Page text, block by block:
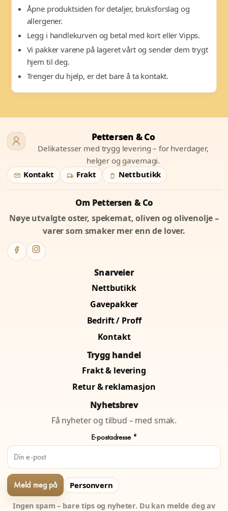
Åpne produktsiden for detaljer, bruksforslag og
allergener.
Legg i handlekurven og betal med kort eller Vipps.
Vi pakker varene på lageret vårt og sender dem trygt
hjem til deg.
Trenger du hjelp, er det bare å ta kontakt.
Pettersen & Co
Delikatesser med trygg levering – for hverdager,
helger og gavemagi.
Kontakt
Frakt Nettbutikk
Om Pettersen & Co
Nøye utvalgte oster, spekemat, oliven og olivenolje –
varer som smaker mer enn de lover.
Snarveier
Nettbutikk
Gavepakker
Bedrift / Proff
Kontakt
Trygg handel
Frakt & levering
Retur & reklamasjon
Nyhetsbrev
Få nyheter og tilbud – med smak.
E-postadresse *
Personvern
Ingen spam – bare tips og nyheter. Du kan melde deg av